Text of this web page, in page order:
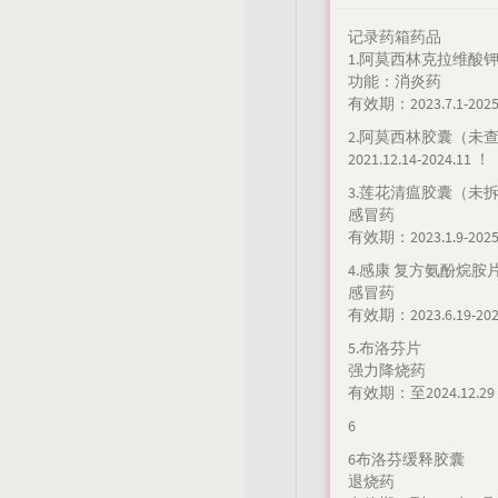
记录药箱药品
1.阿莫西林克拉维酸
功能：消炎药
有效期：2023.7.1-
2.阿莫西林胶囊（未查
2021.12.14-2024.11 ！
3.莲花清瘟胶囊（未拆
感冒药
有效期：2023.1.9-
4.感康 复方氨酚烷胺
感冒药
有效期：2023.6.19-
5.布洛芬片
强力降烧药
有效期：至2024.12.29
6
6布洛芬缓释胶囊
退烧药